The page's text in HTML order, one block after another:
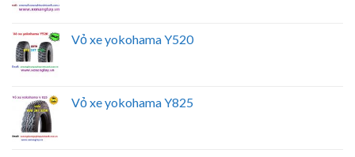
Vỏ xe yokohama Y520
Vỏ xe yokohama Y825